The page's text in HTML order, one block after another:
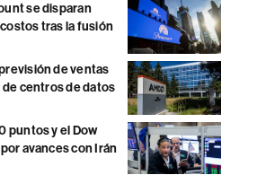
se disparan
tras la fusión
de ventas
centros de datos
puntos y el Dow
avances con Irán